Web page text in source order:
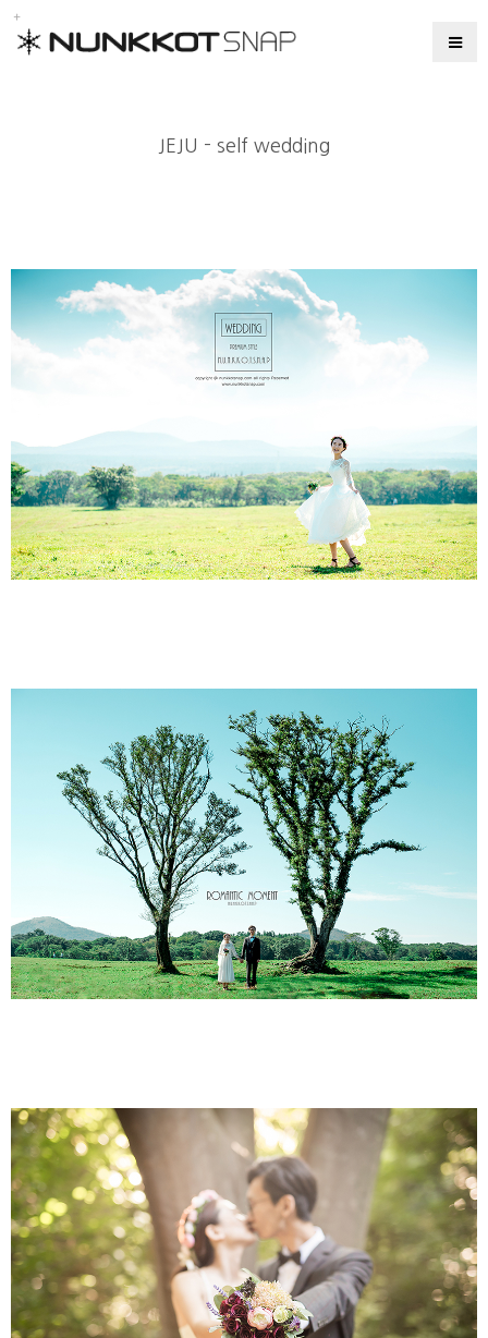
JEJU - self wedding